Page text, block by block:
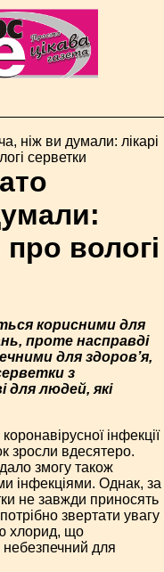
про вологі
корисними для
проте насправді
для здоров’я,
з
для людей, які
інфекції
зросли вдесятеро.
змогу також
інфекціями. Однак, за
не завжди приносять
звертати увагу
хлорид, що
для